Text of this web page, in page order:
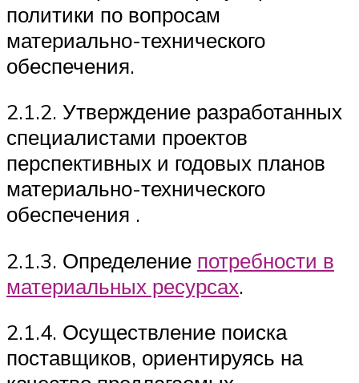
политики по вопросам
материально-технического
обеспечения.
2.1.2. Утверждение разработанных
специалистами проектов
перспективных и годовых планов
материально-технического
обеспечения .
2.1.3. Определение потребности в
материальных ресурсах.
2.1.4. Осуществление поиска
поставщиков, ориентируясь на